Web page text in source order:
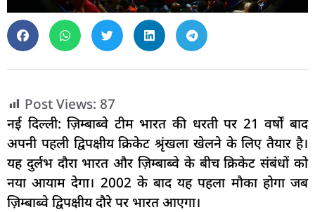
Post Views: 87
नई दिल्ली: ज़िम्बाब्वे टीम भारत की धरती पर 21 वर्षों बाद
अपनी पहली द्विपक्षीय क्रिकेट श्रृंखला खेलने के लिए तैयार है।
यह दुर्लभ दौरा भारत और ज़िम्बाब्वे के बीच क्रिकेट संबंधों को
नया आयाम देगा। 2002 के बाद यह पहला मौका होगा जब
ज़िम्बाब्वे द्विपक्षीय दौरे पर भारत आएगा।